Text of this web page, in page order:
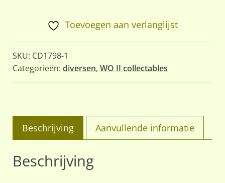
werkbank,
30
aantal
Toevoegen aan verlanglijst
SKU: CD1798-1
Categorieën:diversen,WO II collectables
Beschrijving Aanvullende informatie
Beschrijving